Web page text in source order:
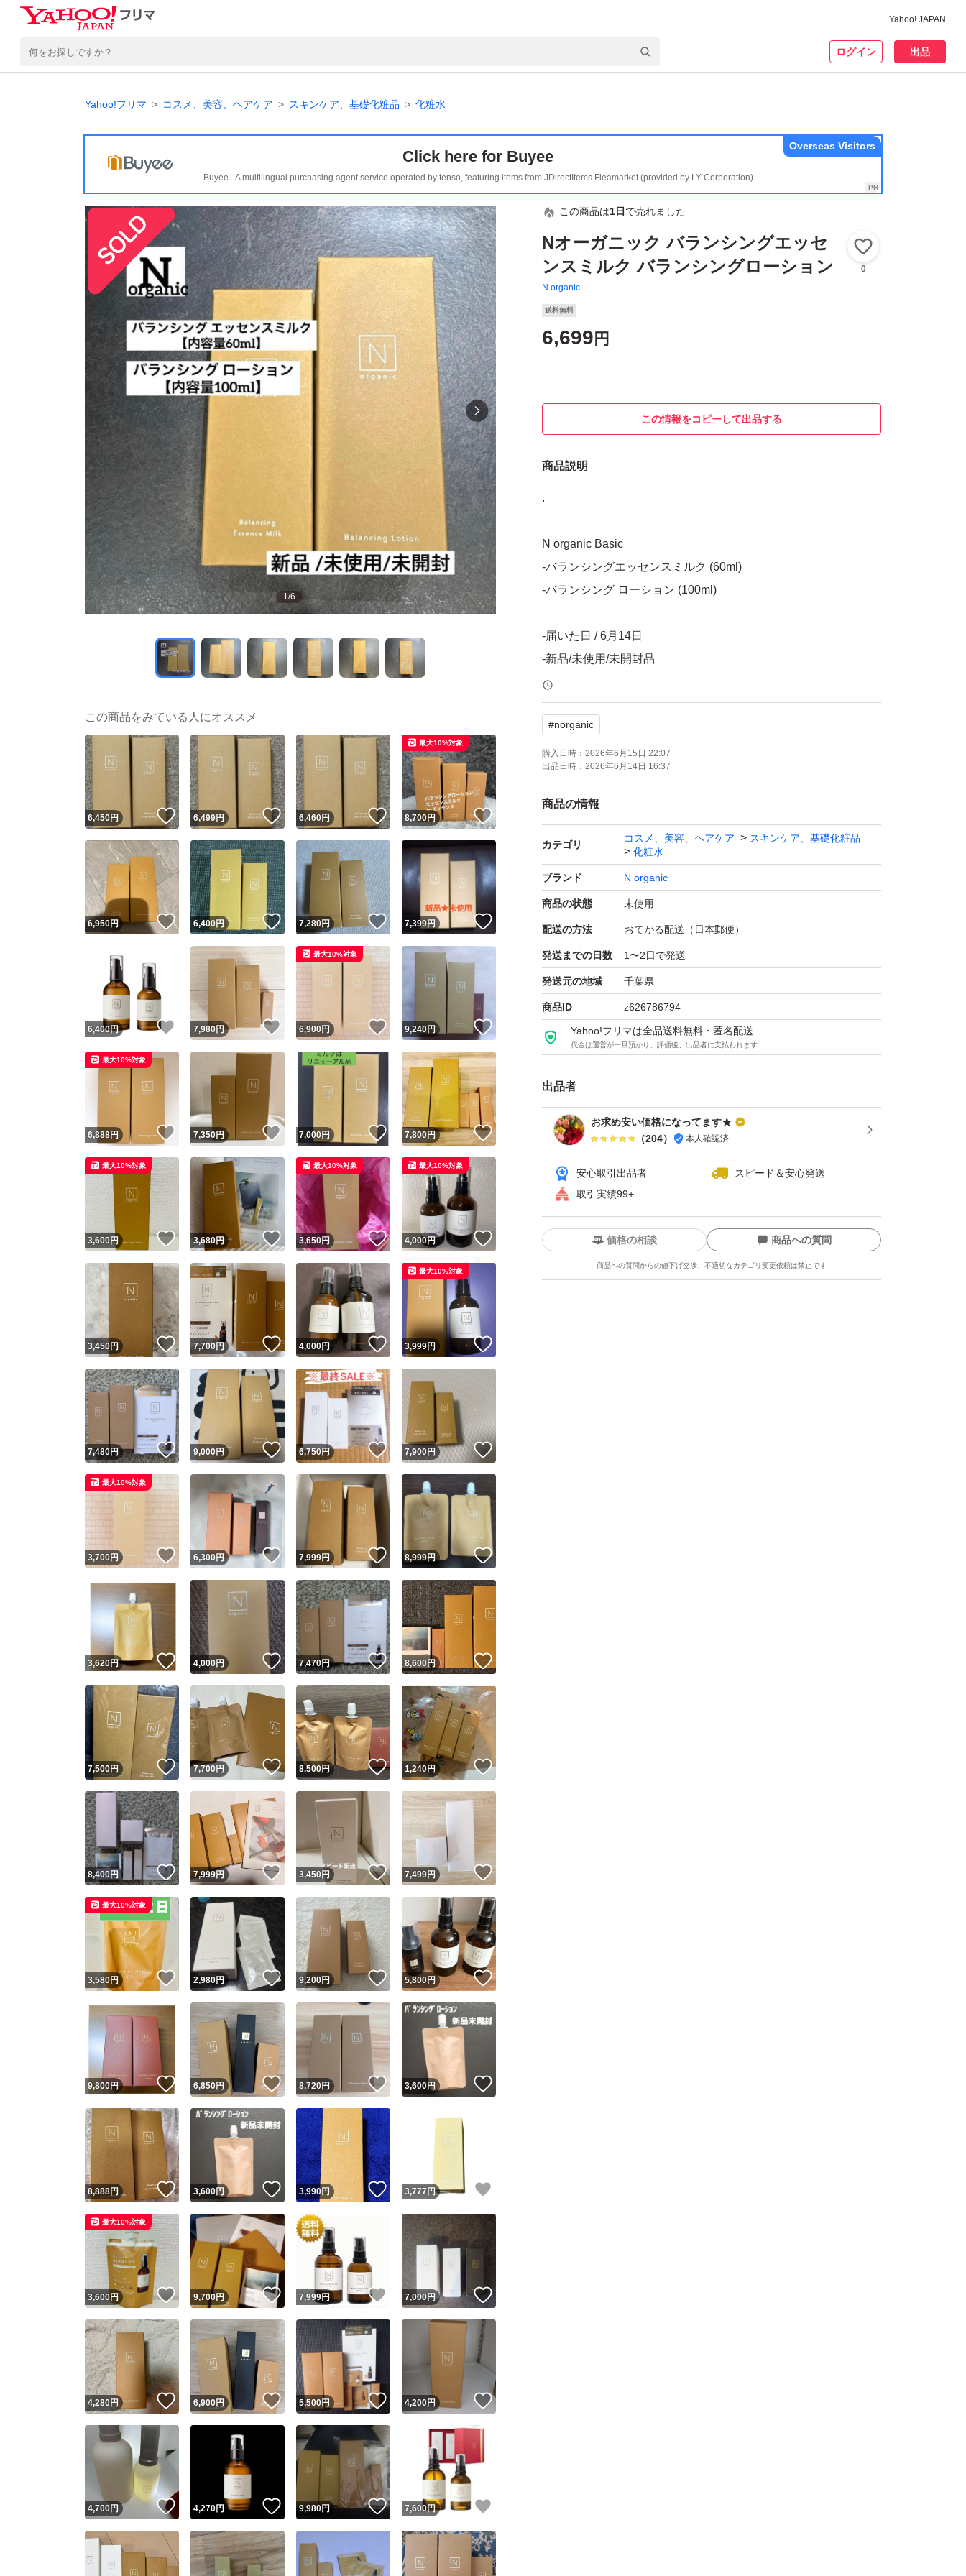
Yahoo! JAPAN
ログイン 出品
Yahoo!フリマ コスメ、美容、ヘアケア スキンケア、基礎化粧品 化粧水
Click here for Buyee
Buyee - A multilingual purchasing agent service operated by tenso, featuring items from JDirectItems Fleamarket (provided by LY Corporation)
Overseas Visitors
1/6
この商品は1日 で売れました
Nオーガニック バランシングエッセ
ンスミルク バランシングローション
N organic
0
送料無料
6,699 円
この情報をコピーして出品する
商品説明
.
N organic Basic
-バランシングエッセンスミルク (60ml)
-バランシング ローション (100ml)
-届いた日 / 6月14日
-新品/未使用/未開封品
コメント無し購入可
※仕入れなどの都合上以前より価格が上がっておりますが見直し
てお値下げしておりますので値引交渉ご遠慮下さい。
コンビニ/ATM支払いのお客様は購入された翌日までにお願い致し
又、連絡しても返信がない方や中々お支払いされない方が多々い
ます、その様な方はお取引キャンセルする事もございますのでご
了承ください。
バランシング ローション(化粧水)
-役割-
化粧水としての機能に加え、導入美容液の役割も兼ね備えていま
ルグルコシドなどを配合し、肌のバリア機能をサポートします。
バランシング エッセンスミルク（美容乳液）
-役割-
たす多機能な乳液です。
-特徴-
#norganic
購入日時： 2026年6月15日 22:07
出品日時： 2026年6月14日 16:37
商品の情報
カテゴリ
コスメ、美容、ヘアケア
スキンケア、基礎化粧品
化粧水
ブランド N organic
商品の状態 未使用
配送の方法 おてがる配送（日本郵便）
発送までの日数 1〜2日で発送
発送元の地域 千葉県
商品ID z626786794
Yahoo!フリマは全品送料無料・匿名配送
代金は運営が一旦預かり、評価後、出品者に支払われます
出品者
お求め安い価格になってます★
（204） 本人確認済
安心取引出品者
スピード＆安心発送
取引実績99+
ユーザーの実績について
Yahoo!フリマが定めた一定の基準を満たしたユーザーにバッジを付与しています
安心取引出品者
安心取引出品者 Yahoo!フリマの基準をクリアした安心・安全なユーザーです
取引実績
取引実績◯+ このユーザーはYahoo!フリマの取引を完了させた実績があります
他フリマ実績◯+ このユーザーは他フリマサービスでの取引実績があります
スピード&安心発送
※このバッジは実績に基づく表示であり、発送を保証しているものではありません
スピード＆安心発送
このユーザーは高頻度で24時間以内＆設定した発送日数内に発送してい
ます
スピード発送 このユーザーは高頻度で24時間以内に発送しています
安心発送 このユーザーは設定した発送日数内に発送しています
価格の相談 商品への質問
商品への質問からの値下げ交渉、不適切なカテゴリ変更依頼は禁止です
この商品の情報をコピーします
商品画像の無断転載は禁止されています
コピーは1商品につき1回です
出品ページへ
キャンセル
この商品をみている人にオススメ
6,450円 いいね！
6,499円 いいね！
6,460円 いいね！
8,700円 いいね！
最大10%対象
6,950円 いいね！
6,400円 いいね！
7,280円 いいね！
7,399円
6,400円 いいね！
7,980円 いいね！
6,900円 いいね！
最大10%対象
9,240円
6,888円 いいね！
最大10%対象
7,350円 いいね！
7,000円 いいね！
7,800円 いいね！
3,600円 いいね！
最大10%対象
3,680円 いいね！
3,650円 いいね！
最大10%対象
4,000円
最大10%対象
3,450円 いいね！
7,700円 いいね！
4,000円 いいね！
3,999円
最大10%対象
7,480円 いいね！
9,000円 いいね！
6,750円 いいね！
7,900円 いいね！
3,700円 いいね！
最大10%対象
6,300円 いいね！
7,999円 いいね！
8,999円 いいね！
3,620円 いいね！
4,000円 いいね！
7,470円 いいね！
8,600円 いいね！
7,500円 いいね！
7,700円 いいね！
8,500円 いいね！
1,240円 いいね！
8,400円 いいね！
7,999円 いいね！
3,450円 いいね！
7,499円 いいね！
3,580円 いいね！
最大10%対象
2,980円 いいね！
9,200円 いいね！
5,800円 いいね！
9,800円 いいね！
6,850円 いいね！
8,720円 いいね！
3,600円
8,888円 いいね！
3,600円 いいね！
3,990円 いいね！
3,777 円
3,600円 いいね！
最大10%対象
9,700円 いいね！
7,999円 いいね！
7,000円
4,280円 いいね！
6,900円 いいね！
5,500円 いいね！
4,200円 いいね！
4,700円 いいね！
4,270円 いいね！
9,980円 いいね！
7,600円